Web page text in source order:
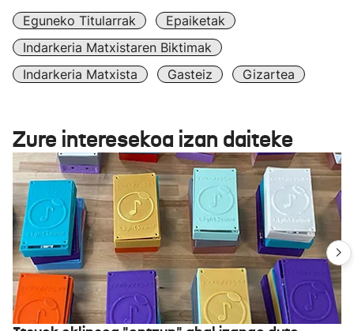
Eguneko Titularrak
Epaiketak
Indarkeria Matxistaren Biktimak
Indarkeria Matxista
Gasteiz Gizartea
Zure interesekoa izan daiteke